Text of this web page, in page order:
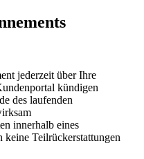
jederzeit über Ihre
kündigen
des laufenden
innerhalb eines
keine Teilrückerstattungen